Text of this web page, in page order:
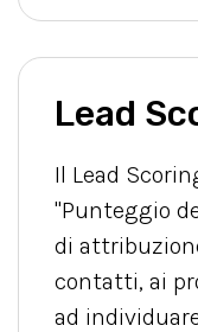
Lead
Il Lead
"Punteggio
di
contatti, ai
ad